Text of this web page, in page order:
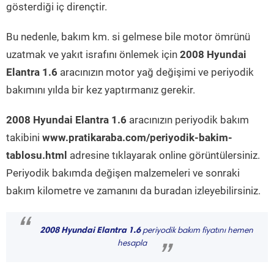
gösterdiği iç dirençtir.
Bu nedenle, bakım km. si gelmese bile motor ömrünü
uzatmak ve yakıt israfını önlemek için 2008 Hyundai
Elantra 1.6 aracınızın motor yağ değişimi ve periyodik
bakımını yılda bir kez yaptırmanız gerekir.
2008 Hyundai Elantra 1.6 aracınızın periyodik bakım
takibini www.pratikaraba.com/periyodik-bakim-
tablosu.html adresine tıklayarak online görüntülersiniz.
Periyodik bakımda değişen malzemeleri ve sonraki
bakım kilometre ve zamanını da buradan izleyebilirsiniz.
“ 2008 Hyundai Elantra 1.6periyodik bakım fiyatını hemen
hesapla
”